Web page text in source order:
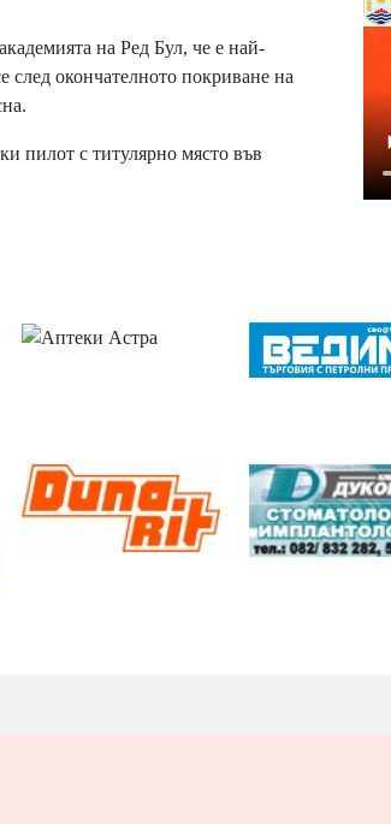
на Ред Бул, че е най-
след окончателното покриване на
пилот с титулярно място във